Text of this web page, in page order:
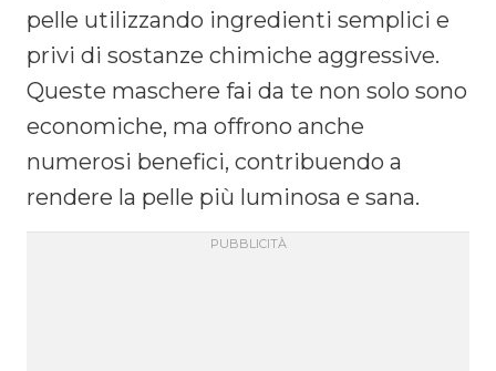
pelle utilizzando ingredienti semplici e
privi di sostanze chimiche aggressive.
Queste maschere fai da te non solo sono
economiche, ma offrono anche
numerosi benefici, contribuendo a
rendere la pelle più luminosa e sana.​